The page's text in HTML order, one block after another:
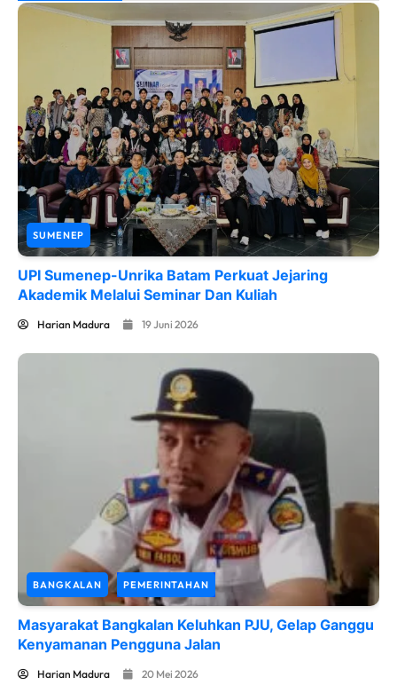
SUMENEP
UPI Sumenep-Unrika Batam Perkuat Jejaring
Akademik Melalui Seminar Dan Kuliah
Harian Madura 19 Juni 2026
BANGKALAN PEMERINTAHAN
Masyarakat Bangkalan Keluhkan PJU, Gelap Ganggu
Kenyamanan Pengguna Jalan
Harian Madura 20 Mei 2026